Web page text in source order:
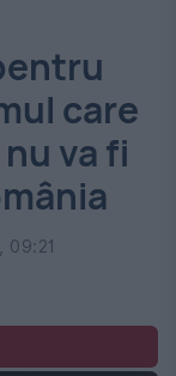
care
va fi
09:21